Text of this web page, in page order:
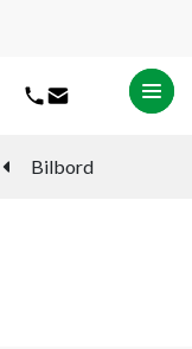
Bilbord